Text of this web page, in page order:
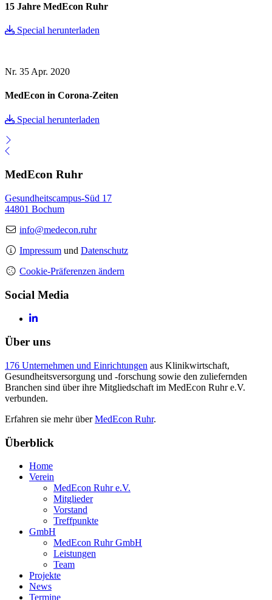
15 Jahre MedEcon Ruhr
Special herunterladen
Nr. 35 Apr. 2020
MedEcon in Corona-Zeiten
Special herunterladen
MedEcon Ruhr
Gesundheitscampus-Süd 17
44801 Bochum
info@medecon.ruhr
Impressum und Datenschutz
Cookie-Präferenzen ändern
Social Media
Über uns
176 Unternehmen und Einrichtungen aus Klinikwirtschaft,
Gesundheitsversorgung und -forschung sowie den zuliefernden
Branchen sind über ihre Mitgliedschaft im MedEcon Ruhr e.V.
verbunden.
Erfahren sie mehr überMedEcon Ruhr.
Überblick
Home
Verein
MedEcon Ruhr e.V.
Mitglieder
Vorstand
Treffpunkte
GmbH
MedEcon Ruhr GmbH
Leistungen
Team
Projekte
News
Termine